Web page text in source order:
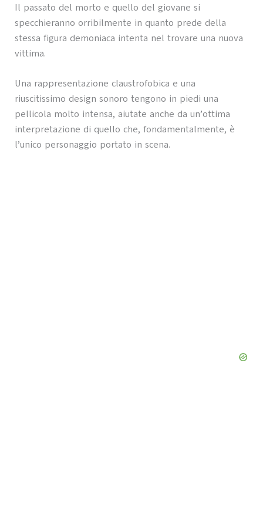
Il passato del morto e quello del giovane si
specchieranno orribilmente in quanto prede della
stessa figura demoniaca intenta nel trovare una nuova
vittima.
Una rappresentazione claustrofobica e una
riuscitissimo design sonoro tengono in piedi una
pellicola molto intensa, aiutate anche da un’ottima
interpretazione di quello che, fondamentalmente, è
l’unico personaggio portato in scena.